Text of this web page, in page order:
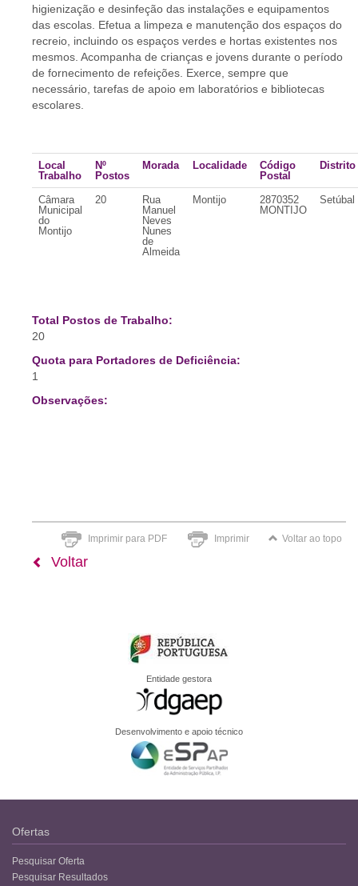
higienização e desinfeção das instalações e equipamentos
das escolas. Efetua a limpeza e manutenção dos espaços do
recreio, incluindo os espaços verdes e hortas existentes nos
mesmos. Acompanha de crianças e jovens durante o período
de fornecimento de refeições. Exerce, sempre que
necessário, tarefas de apoio em laboratórios e bibliotecas
escolares.
Local
Trabalho
Nº
Postos
Morada Localidade
Código
Postal
Distrito
Câmara
Municipal
do
Montijo
20
Rua
Manuel
Neves
Nunes
de
Almeida
Montijo
2870352
MONTIJO
Setúbal
Total Postos de Trabalho:
20
Quota para Portadores de Deficiência:
1
Observações:
Imprimir para PDF Imprimir Voltar ao topo
Voltar
Entidade gestora
Desenvolvimento e apoio técnico
Ofertas
Pesquisar Oferta
Pesquisar Resultados